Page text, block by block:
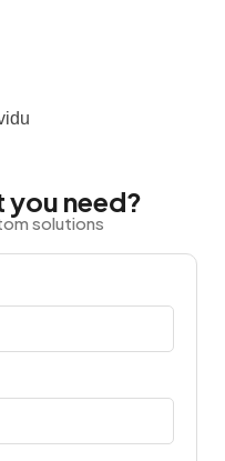
you need?
solutions